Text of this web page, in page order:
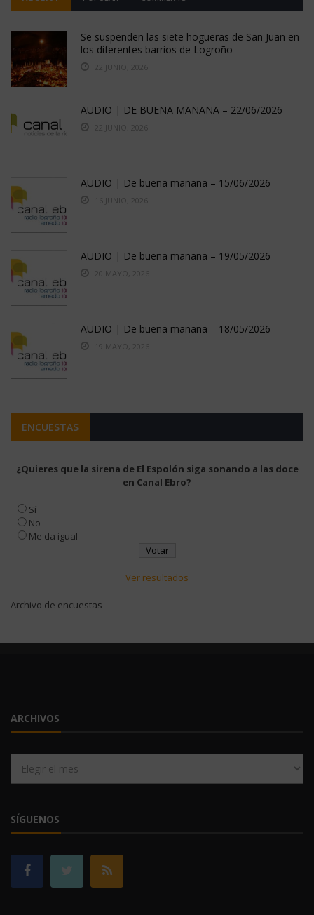
Se suspenden las siete hogueras de San Juan en
los diferentes barrios de Logroño
22 JUNIO, 2026
AUDIO | DE BUENA MAÑANA – 22/06/2026
22 JUNIO, 2026
AUDIO | De buena mañana – 15/06/2026
16 JUNIO, 2026
AUDIO | De buena mañana – 19/05/2026
20 MAYO, 2026
AUDIO | De buena mañana – 18/05/2026
19 MAYO, 2026
ENCUESTAS
¿Quieres que la sirena de El Espolón siga sonando a las doce
en Canal Ebro?
Sí
No
Me da igual
Ver resultados
Archivo de encuestas
ARCHIVOS
SÍGUENOS